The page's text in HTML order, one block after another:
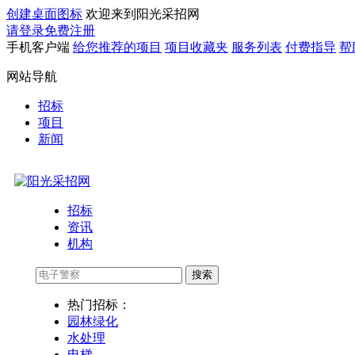
创建桌面图标 欢迎来到阳光采招网
请登录免费注册
手机客户端 给您推荐的项目 项目收藏夹 服务列表 付费指导 帮
网站导航
招标
项目
新闻
招标
资讯
机构
搜索
热门招标：
园林绿化
水处理